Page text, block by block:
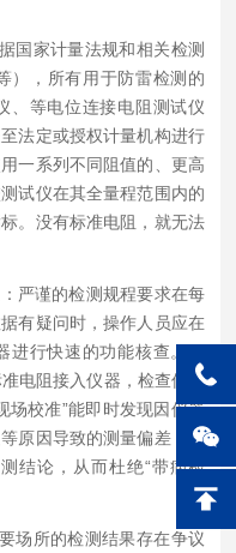
家计量法规和相关检测
），所有用于防雷检测的
、等电位连接电阻测试仪
法定或授权计量机构进行
一系列不同阻值的、更高
试仪在其全量程范围内的
。没有标准电阻，就无法
谨的检测规程要求在每
有疑问时，操作人员应在
行快速的功能核查。例
电阻接入仪器，检查仪器
场校准”能即时发现因仪器
原因导致的测量偏差，有
结论，从而杜绝“带病检
所的检测结果存在争议